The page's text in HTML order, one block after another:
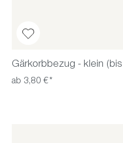
Gärkorbbezug - klein
ab 3,80 €*